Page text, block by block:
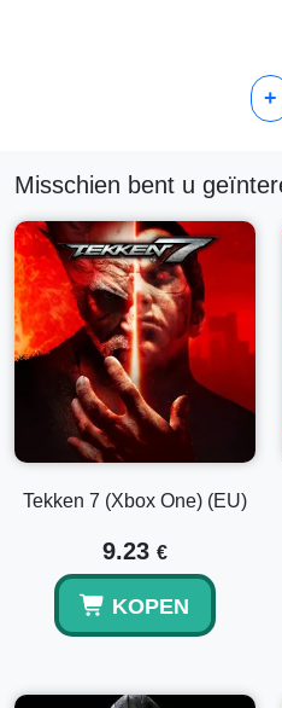
+
Misschien bent u
Tekken 7 (Xbox One) (EU)
9.23 €
KOPEN